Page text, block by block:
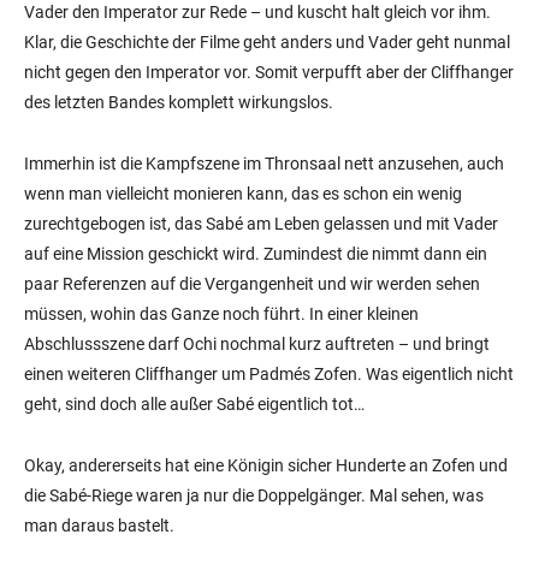
Vader den Imperator zur Rede – und kuscht halt gleich vor ihm.
Klar, die Geschichte der Filme geht anders und Vader geht nunmal
nicht gegen den Imperator vor. Somit verpufft aber der Cliffhanger
des letzten Bandes komplett wirkungslos.
Immerhin ist die Kampfszene im Thronsaal nett anzusehen, auch
wenn man vielleicht monieren kann, das es schon ein wenig
zurechtgebogen ist, das Sabé am Leben gelassen und mit Vader
auf eine Mission geschickt wird. Zumindest die nimmt dann ein
paar Referenzen auf die Vergangenheit und wir werden sehen
müssen, wohin das Ganze noch führt. In einer kleinen
Abschlussszene darf Ochi nochmal kurz auftreten – und bringt
einen weiteren Cliffhanger um Padmés Zofen. Was eigentlich nicht
geht, sind doch alle außer Sabé eigentlich tot…
Okay, andererseits hat eine Königin sicher Hunderte an Zofen und
die Sabé-Riege waren ja nur die Doppelgänger. Mal sehen, was
man daraus bastelt.